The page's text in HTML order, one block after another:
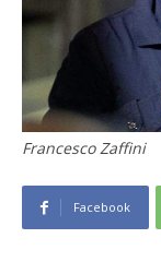
Francesco Zaffini
Facebook